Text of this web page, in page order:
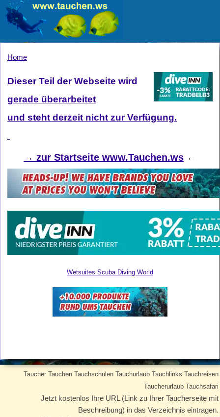
Home
Dieser Teil der Webseite wird
gerade überarbeitet
und steht derzeit nicht zur Verfügung.
→ zur Startseite www.Tauchen.ws ←
Wetsuites Scuba Diving World
Taucher Tauchen Tauchschulen Tauchurlaub Tauchlinks Tauchreisen
Taucherurlaub Tauchsafari
Jetzt kostenlos Ihre URL (Link zu Ihrer Taucherseite mit
Beschreibung) in das Verzeichnis eintragen.